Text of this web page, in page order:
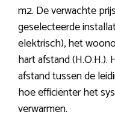
m2. De verwachte
geselecteerde
elektrisch), het
hart afstand
afstand tussen de
hoe efficiënter het
verwarmen.